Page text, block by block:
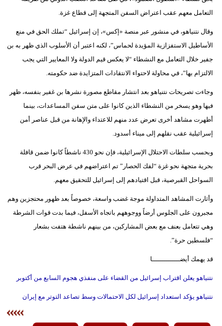
أبراج
سيارات
التعامل معهم عقب اعتراض السفن المتجهة إلى قطاع غزة.
وقال نتنياهو، في منشور عبر منصة «إكس»، إن إسرائيل “تملك الحق في منع
الأساطيل الاستفزازية المؤيدة لحماس”، لكنه اعتبر أن الأسلوب الذي ظهر به بن
جفير خلال التعامل مع النشطاء “لا يعكس قيم الدولة ولا المعايير التي يجب
الالتزام بها”، في محاولة لاحتواء الانتقادات المتزايدة ضد حكومته.
وجاءت تصريحات نتنياهو بعد انتشار مقاطع مصورة نشرها بن غفير بنفسه، ظهر
فيها وهو يسخر من النشطاء الذين كانوا على متن سفن المساعدات، بينما
أظهرت مشاهد أخرى تعرض عدد منهم للاعتداء والإهانة من قبل عناصر أمن
إسرائيلية عقب نقلهم إلى ميناء أسدود.
وبحسب سلطات الاحتلال الإسرائيلية، فإن نحو 430 ناشطاً كانوا ضمن قافلة
بحرية متجهة نحو غزة “لفك الحصار” تم اعتراضهم في عرض البحر قرب
السواحل القبرصية، قبل اقتيادهم إلى إسرائيل للتحقيق معهم.
وأثارت المشاهد المتداولة موجة غضب واسعة، خصوصاً بعد ظهور محتجزين وهم
مجبرون على الجلوس أرضاً ووجوههم باتجاه الأسفل، فيما بدت قوات الشرطة
وهي تتعامل بعنف مع بعض المشاركين، من بينهم ناشطة هتفت بشعار
“فلسطين حرة”.
قد يهمك أيضــــــــــــــا
نتنياهو يعلن اقتراب إسرائيل من القضاء على منفذي هجوم السابع من أكتوبر
نتنياهو يؤكد استعداد إسرائيل لكل الاحتمالات وسط تصاعد التوتر مع إيران